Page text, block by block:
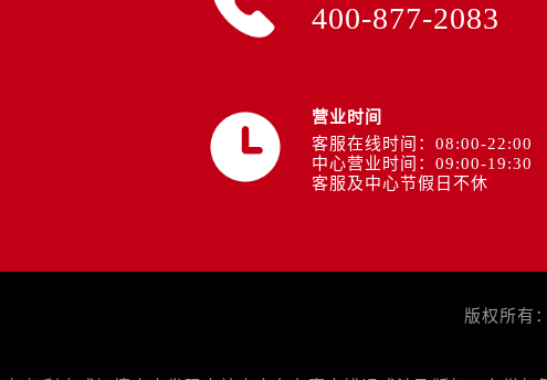
辽宁省锦州市古塔区中央大街售后服务中心
辽宁省铁岭市银州区南马路售后服务中心（
辽宁省营口市站前区市府路与渤海大街交叉
辽宁省沈阳市沈河区中街路137号亨得利名
内蒙古自治区阿拉善盟市左旗土尔扈特大
内蒙古自治区巴彦淖尔市临河区新华街售
400-877-2083
营业时间
客服在线时间：08:00-22:00
中心营业时间：09:00-19:30
客服及中心节假日不休
版权所有：